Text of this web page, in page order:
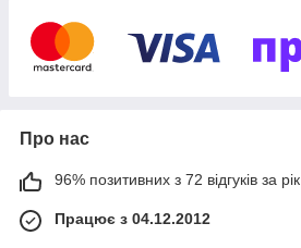
Про нас
96% позитивних з 72 відгуків за рік
Працює з 04.12.2012